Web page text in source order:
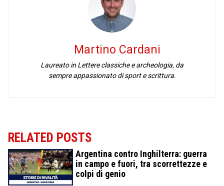
Martino Cardani
Laureato in Lettere classiche e archeologia, da
sempre appassionato di sport e scrittura.
RELATED POSTS
Argentina contro Inghilterra: guerra
in campo e fuori, tra scorrettezze e
colpi di genio